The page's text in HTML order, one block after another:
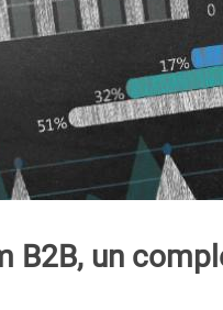
B2B, un